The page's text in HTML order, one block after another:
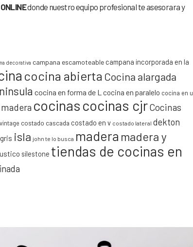
donde nuestro equipo profesional te asesorara y
decorativa campana escamoteable campana incorporada en la
cocina abierta Cocina alargada
cocina en forma de L cocina en paralelo cocina en u
cocinas cocinas cjrCocinas
costado cascada costado en v costado lateral dekton
gris isla john te lo busca madera madera y
silestone tiendas de cocinas en